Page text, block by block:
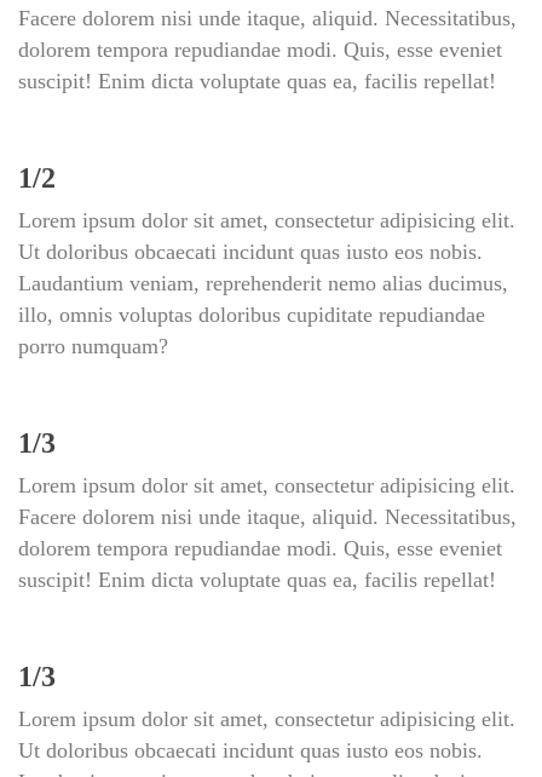
Facere dolorem nisi unde itaque, aliquid. Necessitatibus,
dolorem tempora repudiandae modi. Quis, esse eveniet
uscipit! Enim dicta voluptate quas ea, facilis repellat!
1/2
Lorem ipsum dolor sit amet, consectetur adipisicing elit.
Ut doloribus obcaecati incidunt quas iusto eos nobis.
Laudantium veniam, reprehenderit nemo alias ducimus,
illo, omnis voluptas doloribus cupiditate repudiandae
porro numquam?
1/3
Lorem ipsum dolor sit amet, consectetur adipisicing elit.
Facere dolorem nisi unde itaque, aliquid. Necessitatibus,
dolorem tempora repudiandae modi. Quis, esse eveniet
uscipit! Enim dicta voluptate quas ea, facilis repellat!
1/3
Lorem ipsum dolor sit amet, consectetur adipisicing elit.
Ut doloribus obcaecati incidunt quas iusto eos nobis.